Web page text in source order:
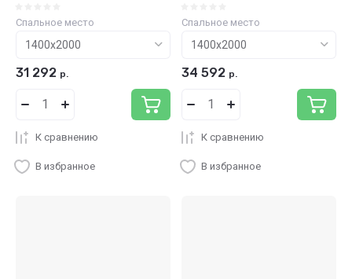
Спальное место
31 292 р.
К сравнению
В избранное
Спальное место
34 592 р.
К сравнению
В избранное